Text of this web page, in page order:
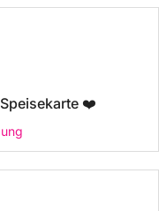
❤️